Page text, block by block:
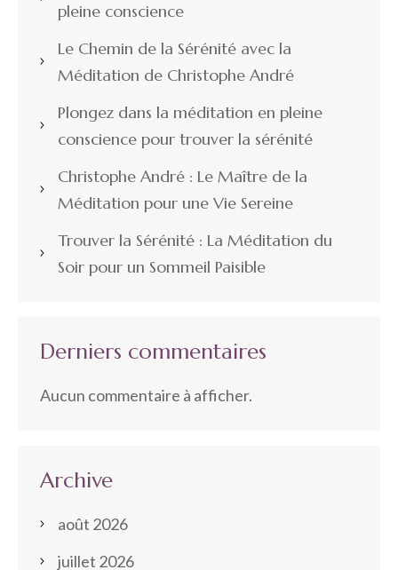
pleine conscience
Le Chemin de la Sérénité avec la
Méditation de Christophe André
Plongez dans la méditation en pleine
conscience pour trouver la sérénité
Christophe André : Le Maître de la
Méditation pour une Vie Sereine
Trouver la Sérénité : La Méditation du
Soir pour un Sommeil Paisible
Derniers commentaires
Aucun commentaire à afficher.
Archive
août 2026
juillet 2026